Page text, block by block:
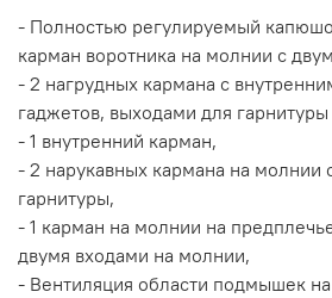
- Полностью регулируемый
карман воротника на молнии с
- 2 нагрудных кармана с
гаджетов, выходами для
- 1 внутренний карман,
- 2 нарукавных кармана на молнии
гарнитуры,
- 1 карман на молнии на
двумя входами на молнии,
- Вентиляция области подмышек